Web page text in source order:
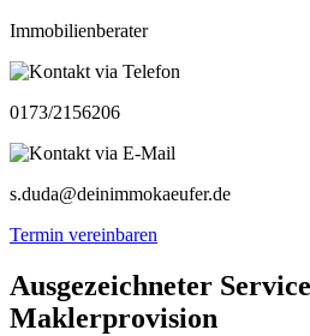
Immobilienberater
0173/2156206
s.duda@deinimmokaeufer.de
Termin vereinbaren
Ausgezeichneter
Maklerprovision